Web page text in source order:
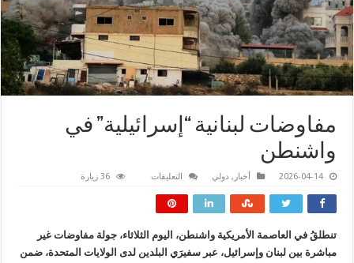
مفاوضات لبنانية “إسرائيلية” في
واشنطن
2026-04-14 أخبار , دولي التعليقات
مغلقة
36 زيارة
تنطلقُ في العاصمة الأمريكية واشنطن، اليوم الثلاثاء، جولة مفاوضات غير
مباشرة بين لبنان وإسرائيل، عبر سفيرَي البلدين لدى الولايات المتحدة، ضمن